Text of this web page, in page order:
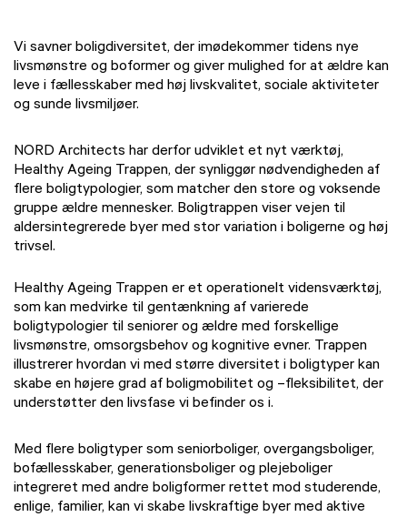
Vi savner boligdiversitet, der imødekommer tidens nye
livsmønstre og boformer og giver mulighed for at ældre kan
leve i fællesskaber med høj livskvalitet, sociale aktiviteter
og sunde livsmiljøer.
NORD Architects har derfor udviklet et nyt værktøj,
Healthy Ageing Trappen, der synliggør nødvendigheden af
flere boligtypologier, som matcher den store og voksende
gruppe ældre mennesker. Boligtrappen viser vejen til
aldersintegrerede byer med stor variation i boligerne og høj
trivsel.
Healthy Ageing Trappen er et operationelt vidensværktøj,
som kan medvirke til gentænkning af varierede
boligtypologier til seniorer og ældre med forskellige
livsmønstre, omsorgsbehov og kognitive evner. Trappen
illustrerer hvordan vi med større diversitet i boligtyper kan
skabe en højere grad af boligmobilitet og –fleksibilitet, der
understøtter den livsfase vi befinder os i.
Med flere boligtyper som seniorboliger, overgangsboliger,
bofællesskaber, generationsboliger og plejeboliger
integreret med andre boligformer rettet mod studerende,
enlige, familier, kan vi skabe livskraftige byer med aktive